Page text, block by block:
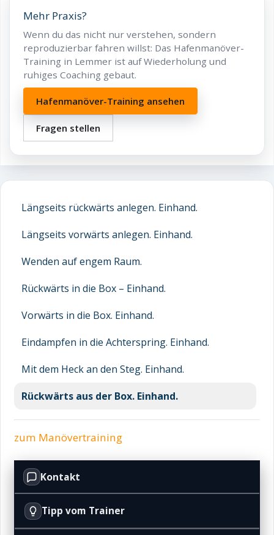
Mehr Praxis?
Wenn du das nicht nur verstehen, sondern
reproduzierbar fahren willst: Das Hafenmanöver-
Training in Lemmer ist auf Wiederholung und
ruhiges Coaching gebaut.
Hafenmanöver-Training ansehen
Fragen stellen
Längseits rückwärts anlegen. Einhand.
Längseits vorwärts anlegen. Einhand.
Wenden auf engem Raum.
Rückwärts in die Box – Einhand.
Vorwärts in die Box. Einhand.
Eindampfen in die Achterspring. Einhand.
Mit dem Heck an den Steg. Einhand.
Rückwärts aus der Box. Einhand.
zum Manövertraining
Kontakt
Tipp vom Trainer